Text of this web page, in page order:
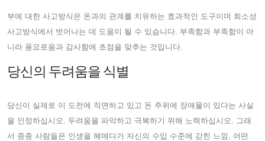
부에 대한 사고방식은 돈과의 관계를 치유하는 효과적인 도구이며 희소성
사고방식에서 벗어나는 데 도움이 될 수 있습니다. 부족함과 부족함이 아
니라 풍요로움과 감사함에 초점을 맞추는 것입니다.
당신의 두려움을 식별
당신이 실제로 이 도전에 직면하고 있고 돈 주위에 장애물이 있다는 사실
을 인정하십시오. 두려움을 파악하고 극복하기 위해 노력하십시오. 그래
서 종종 사람들은 인생을 헤매다가 자신의 수입 수준에 갇힌 느낌, 어떤